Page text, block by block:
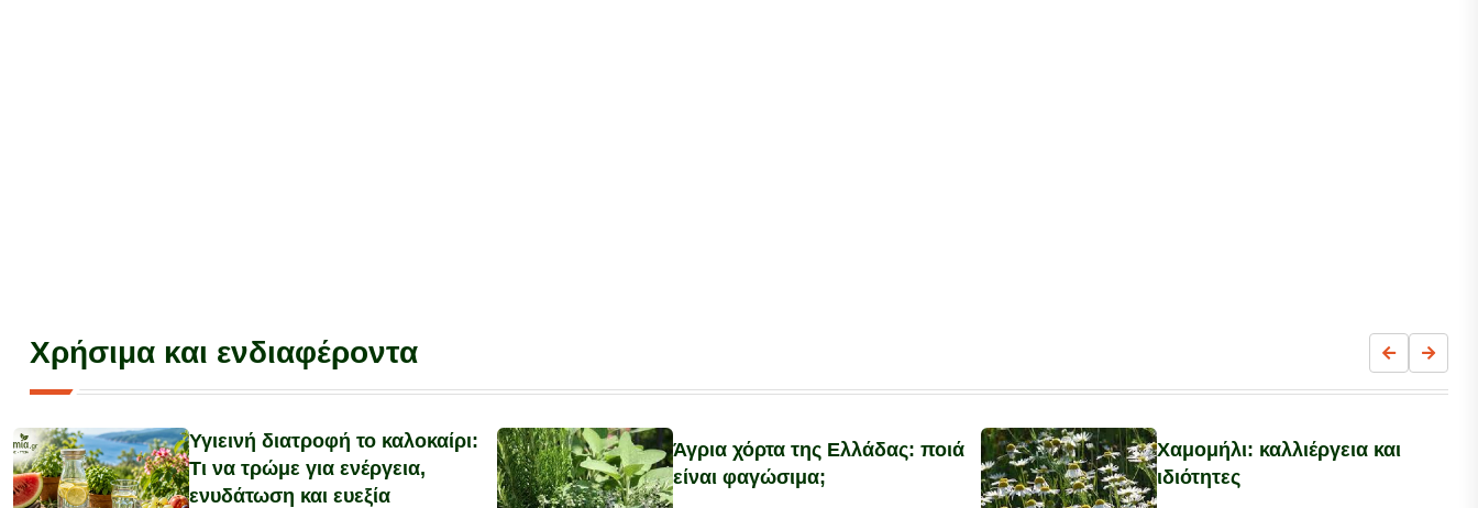
Χρήσιμα και ενδιαφέροντα
Υγιεινή διατροφή το καλοκαίρι:
Τι να τρώμε για ενέργεια,
ενυδάτωση και ευεξία
Άγρια χόρτα της Ελλάδας: ποιά
είναι φαγώσιμα;
Χαμομήλι: καλλιέργεια και
ιδιότητες